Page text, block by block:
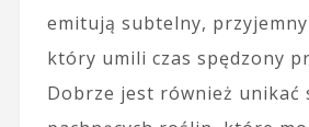
emitują subtelny, przyjemny
który umili czas spędzony
Dobrze jest również unikać